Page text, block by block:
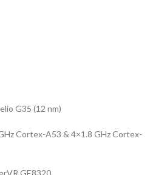
G35 (12 nm)
Cortex-A53 & 4×1.8 GHz Cortex-
GE8320